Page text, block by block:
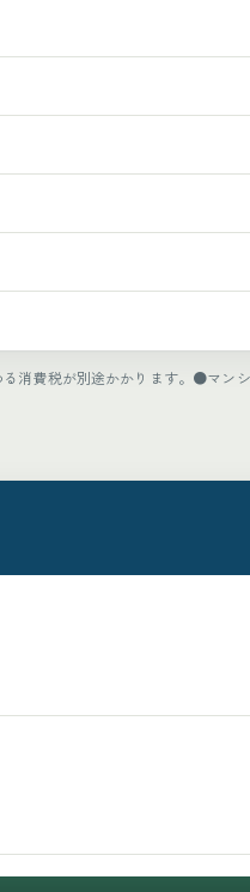
消費税が別途かかります。●マン